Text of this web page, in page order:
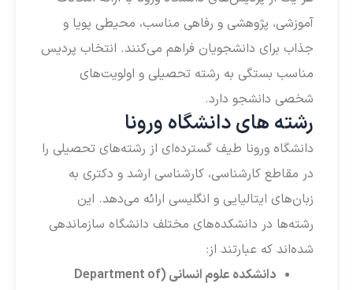
آموزشی، پژوهشی و رفاهی مناسب، محیطی پویا و
جذاب برای دانشجویان فراهم می‌کنند. انتخاب پردیس
مناسب بستگی به رشته تحصیلی و اولویت‌های
شخصی دانشجو دارد.
رشته های دانشگاه ورونا
دانشگاه ورونا طیف گسترده‌ای از رشته‌های تحصیلی را
در مقاطع کارشناسی، کارشناسی ارشد و دکتری به
زبان‌های ایتالیایی و انگلیسی ارائه می‌دهد. این
رشته‌ها در دانشکده‌های مختلف دانشگاه سازماندهی
شده‌اند که عبارتند از:
دانشکده علوم انسانی (Department of